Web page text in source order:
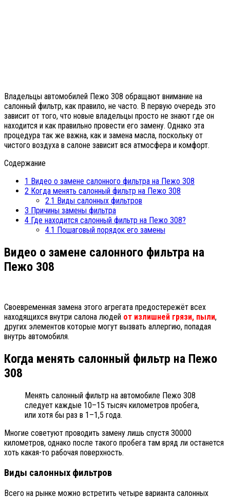
Владельцы автомобилей Пежо 308 обращают внимание на
салонный фильтр, как правило, не часто. В первую очередь это
зависит от того, что новые владельцы просто не знают где он
находится и как правильно провести его замену. Однако эта
процедура так же важна, как и замена масла, поскольку от
чистого воздуха в салоне зависит вся атмосфера и комфорт.
Содержание
1 Видео о замене салонного фильтра на Пежо 308
2 Когда менять салонный фильтр на Пежо 308
2.1 Виды салонных фильтров
3 Причины замены фильтра
4 Где находится салонный фильтр на Пежо 308?
4.1 Пошаговый порядок его замены
Видео о замене салонного фильтра на
Пежо 308
Своевременная замена этого агрегата предостережёт всех
находящихся внутри салона людей от излишней грязи, пыли,
других элементов которые могут вызвать аллергию, попадая
внутрь автомобиля.
Когда менять салонный фильтр на Пежо
308
Менять салонный фильтр на автомобиле Пежо 308
следует каждые 10–15 тысяч километров пробега,
или хотя бы раз в 1–1,5 года.
Многие советуют проводить замену лишь спустя 30000
километров, однако после такого пробега там вряд ли останется
хоть какая-то рабочая поверхность.
Виды салонных фильтров
Всего на рынке можно встретить четыре варианта салонных